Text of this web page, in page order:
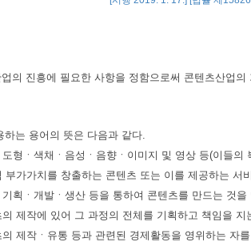
의 진흥에 필요한 사항을 정함으로써 콘텐츠산업
는 용어의 뜻은 다음과 같다.
도형ㆍ색채ㆍ음성ㆍ음향ㆍ이미지 및 영상 등(이들
부가가치를 창출하는 콘텐츠 또는 이를 제공하는
기획ㆍ개발ㆍ생산 등을 통하여 콘텐츠를 만드는 것
의 제작에 있어 그 과정의 전체를 기획하고 책임을
의 제작ㆍ유통 등과 관련된 경제활동을 영위하는 자